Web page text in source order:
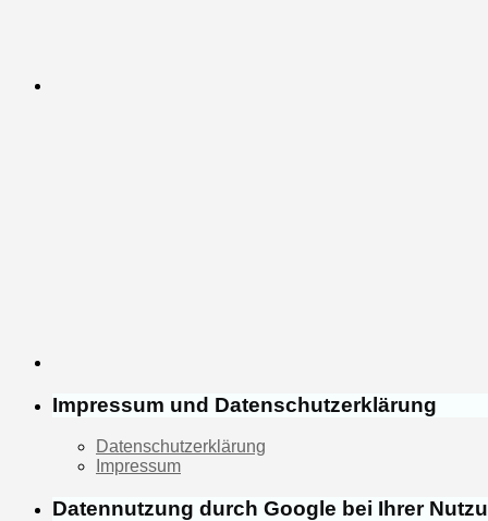
Impressum und Datenschutzerklärung
Datenschutzerklärung
Impressum
Datennutzung durch Google bei Ihrer